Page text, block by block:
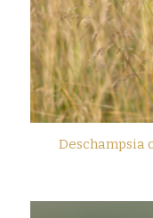
Deschampsia